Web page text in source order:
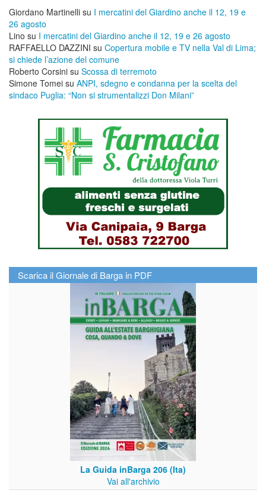
Giordano Martinelli su I mercatini del Giardino anche il 12, 19 e
26 agosto
Lino su I mercatini del Giardino anche il 12, 19 e 26 agosto
RAFFAELLO DAZZINI su ​Copertura mobile e TV nella Val di Lima;
si chiede l’azione del comune
Roberto Corsini su Scossa di terremoto
Simone Tomei su ANPI, sdegno e condanna per la scelta del
sindaco Puglia: “Non si strumentalizzi Don Milani”
Scarica il Giornale di Barga in PDF
La Guida inBarga 206 (Ita)
Vai all'archivio